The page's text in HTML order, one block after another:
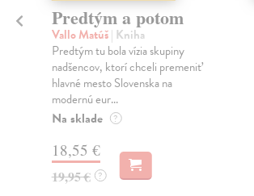
Predtým a potom
Vallo Matúš| Kniha
Predtým tu bola vízia skupiny
nadšencov, ktorí chceli premeniť
hlavné mesto Slovenska na
modernú eur...
Na sklade ?
18,55 €
19,95 € ?